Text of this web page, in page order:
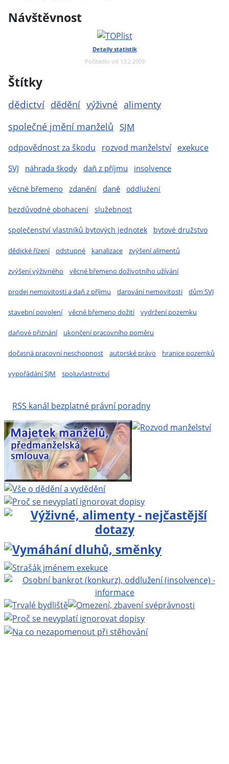
Návštěvnost
Detaily statistik
Počítadlo od 13.2.2009
Štítky
dědictví dědění výživné alimenty
společné jmění manželů SJM
odpovědnost za škodu rozvod manželství exekuce
SVJ
náhrada škody daň z příjmu
insolvence
věcné břemeno zdanění daně oddlužení
bezdůvodné obohacení služebnost
společenství vlastníků bytových jednotek bytové družstvo
dědické řízení odstupné kanalizace zvýšení alimentů
zvýšení výživného věcné břemeno doživotního užívání
prodej nemovitosti a daň z příjmu darování nemovitosti dům SVJ
stavební povolení věcné břemeno dožití vydržení pozemku
daňové přiznání ukončení pracovního poměru
dočasná pracovní neschopnost autorské právo hranice pozemků
vypořádání SJM spoluvlastnictví
RSS kanál bezplatné právní poradny